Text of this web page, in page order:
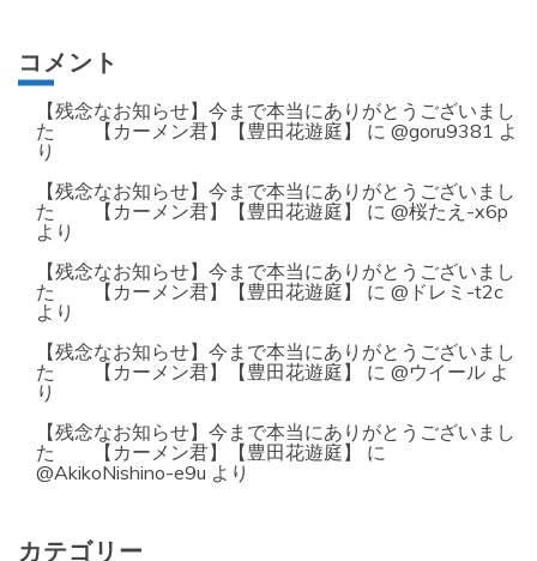
コメント
【残念なお知らせ】今まで本当にありがとうございまし
た 【カーメン君】【豊田花遊庭】
に @goru9381 よ
り
【残念なお知らせ】今まで本当にありがとうございまし
た 【カーメン君】【豊田花遊庭】
に @桜たえ-x6p
より
【残念なお知らせ】今まで本当にありがとうございまし
た 【カーメン君】【豊田花遊庭】
に @ドレミ-t2c
より
【残念なお知らせ】今まで本当にありがとうございまし
た 【カーメン君】【豊田花遊庭】
に @ウイール よ
り
【残念なお知らせ】今まで本当にありがとうございまし
た 【カーメン君】【豊田花遊庭】
に
@AkikoNishino-e9u より
カテゴリー